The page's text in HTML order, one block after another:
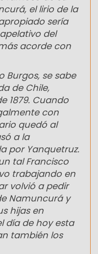
el lirio de la
sería
del
acorde con
Burgos, se sabe
de Chile,
1879. Cuando
con
quedó al
a la
por Yanquetruz.
tal Francisco
trabajando en
volvió a pedir
Namuncurá y
hijas en
día de hoy esta
también los